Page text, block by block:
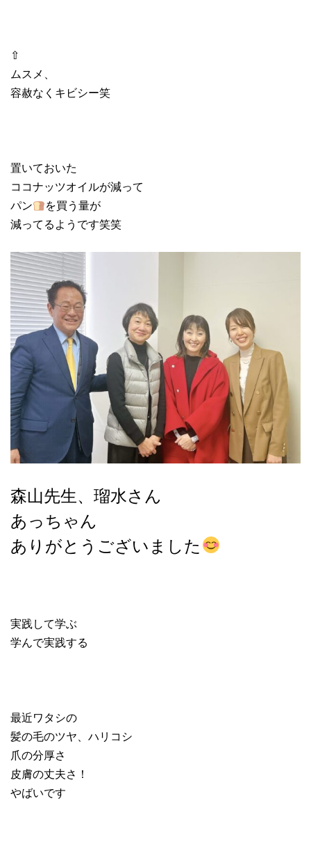
⇧
ムスメ、
容赦なくキビシー笑
置いておいた
ココナッツオイルが減って
パン
を買う量が
減ってるようです笑笑
森山先生、瑠水さん
あっちゃん
ありがとうございました
実践して学ぶ
学んで実践する
最近ワタシの
髪の毛のツヤ、ハリコシ
爪の分厚さ
皮膚の丈夫さ！
やばいです